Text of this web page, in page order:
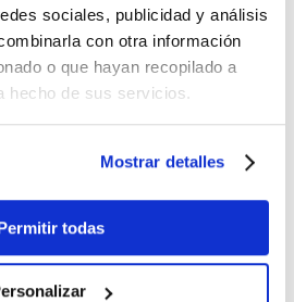
sociales, publicidad y análisis
con otra información
o que hayan recopilado a
hecho de sus servicios.
Mostrar detalles
todas
PH